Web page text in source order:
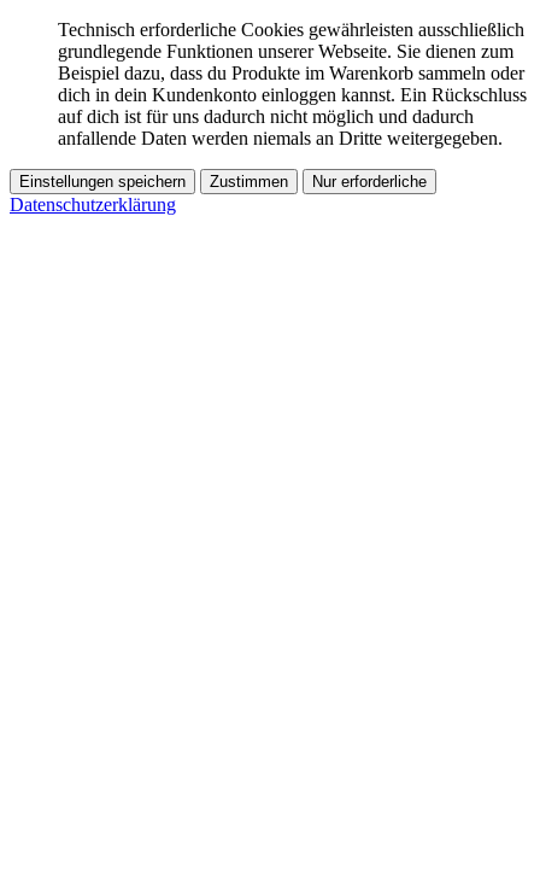
Technisch erforderliche Cookies gewährleisten ausschließlich
grundlegende Funktionen unserer Webseite. Sie dienen zum
Beispiel dazu, dass du Produkte im Warenkorb sammeln oder
dich in dein Kundenkonto einloggen kannst. Ein Rückschluss
auf dich ist für uns dadurch nicht möglich und dadurch
anfallende Daten werden niemals an Dritte weitergegeben.
Einstellungen speichern Zustimmen Nur erforderliche
Datenschutzerklärung